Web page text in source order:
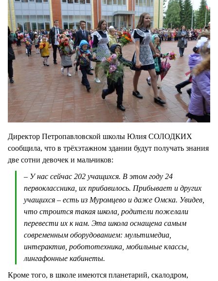
Директор Петропавловской школы Юлия СОЛОДКИХ
сообщила, что в трёхэтажном здании будут получать знания
две сотни девочек и мальчиков:
– У нас сейчас 202 учащихся. В этом году 24
первоклассника, их прибавилось. Прибывает и других
учащихся – есть из Муромцево и даже Омска. Увидев,
что строится такая школа, родители пожелали
перевести их к нам. Эта школа оснащена самым
современным оборудованием: мультимедиа,
интерактив, робототехника, мобильные классы,
лингафонные кабинеты.
Кроме того, в школе имеются планетарий, скалодром,